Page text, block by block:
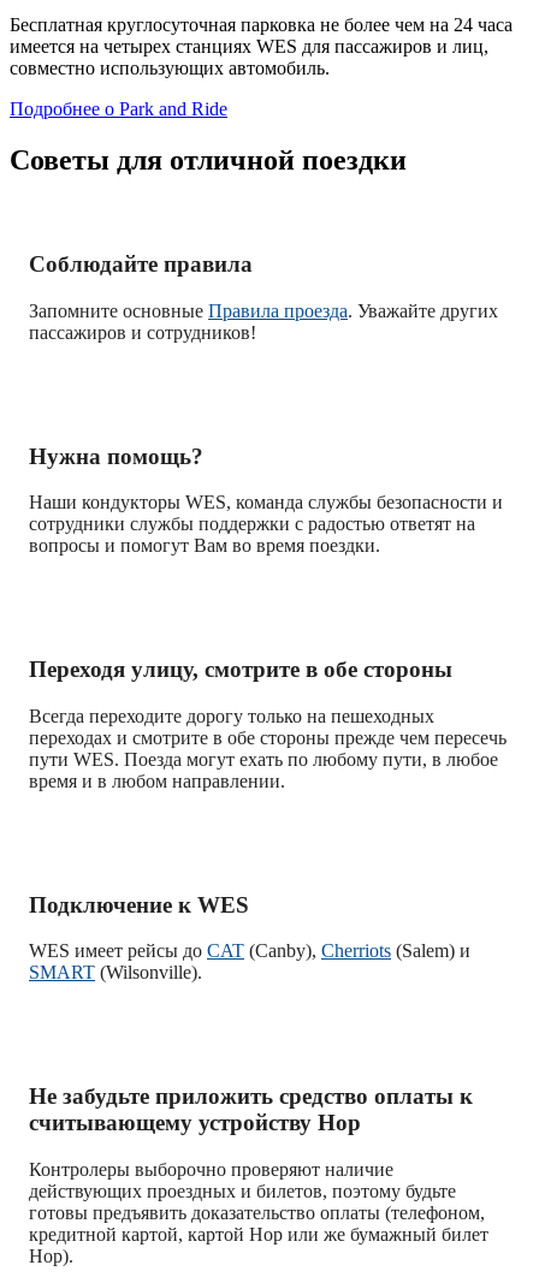
Бесплатная круглосуточная парковка не более чем на 24 часа
имеется на четырех станциях WES для пассажиров и лиц,
совместно использующих автомобиль.
Подробнее о Park and Ride
Советы для отличной поездки
Соблюдайте правила
Запомните основные Правила проезда. Уважайте других
пассажиров и сотрудников!
Нужна помощь?
Наши кондукторы WES, команда службы безопасности и
сотрудники службы поддержки с радостью ответят на
вопросы и помогут Вам во время поездки.
Переходя улицу, смотрите в обе стороны
Всегда переходите дорогу только на пешеходных
переходах и смотрите в обе стороны прежде чем пересечь
пути WES. Поезда могут ехать по любому пути, в любое
время и в любом направлении.
Подключение к WES
WES имеет рейсы до CAT (Canby), Cherriots (Salem) и
SMART (Wilsonville).
Не забудьте приложить средство оплаты к
считывающему устройству Hop
Контролеры выборочно проверяют наличие
действующих проездных и билетов, поэтому будьте
готовы предъявить доказательство оплаты (телефоном,
кредитной картой, картой Hop или же бумажный билет
Hop).